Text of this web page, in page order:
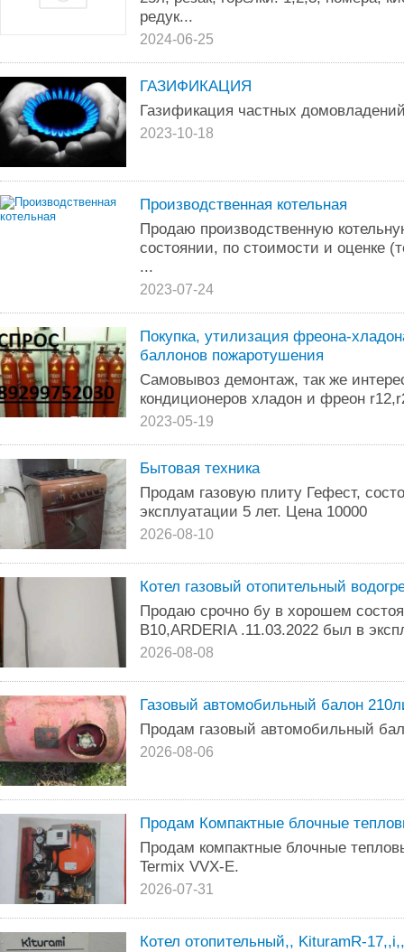
редук...
2024-06-25
ГАЗИФИКАЦИЯ
Газификация частных
2023-10-18
Производственная котельная
Продаю производственную
состоянии, по стоимости и оценке
...
2023-07-24
Покупка, утилизация фреона-
баллонов пожаротушения
Самовывоз демонтаж, так же
кондиционеров хладон и фреон
2023-05-19
Бытовая техника
Продам газовую плиту Гефест,
эксплуатации 5 лет. Цена 10000
2026-08-10
Котел газовый отопительный
Продаю срочно бу в хорошем
В10,ARDERIA .11.03.2022 был в
2026-08-08
Газовый автомобильный балон
Продам газовый автомобильный
2026-08-06
Продам Компактные блочные
Продам компактные блочные
Termix VVX-E.
2026-07-31
Котел отопительный,, KituramR-